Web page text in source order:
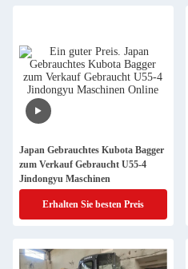
Japan Gebrauchtes Kubota Bagger
zum Verkauf Gebraucht U55-4
Jindongyu Maschinen
Erhalten Sie besten Preis